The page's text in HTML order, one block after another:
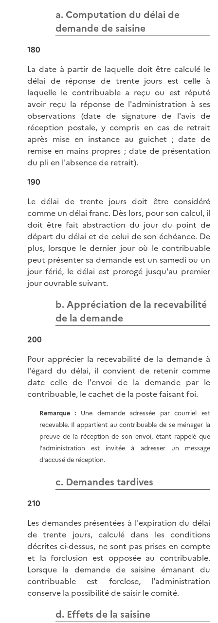
a. Computation du délai de
demande de saisine
180
La date à partir de laquelle doit être calculé le
délai de réponse de trente jours est celle à
laquelle le contribuable a reçu ou est réputé
avoir reçu la réponse de l'administration à ses
observations (date de signature de l'avis de
réception postale, y compris en cas de retrait
après mise en instance au guichet ; date de
remise en mains propres ; date de présentation
du pli en l'absence de retrait).
190
Le délai de trente jours doit être considéré
comme un délai franc. Dès lors, pour son calcul, il
doit être fait abstraction du jour du point de
départ du délai et de celui de son échéance. De
plus, lorsque le dernier jour où le contribuable
peut présenter sa demande est un samedi ou un
jour férié, le délai est prorogé jusqu'au premier
jour ouvrable suivant.
b. Appréciation de la recevabilité
de la demande
200
Pour apprécier la recevabilité de la demande à
l'égard du délai, il convient de retenir comme
date celle de l'envoi de la demande par le
contribuable, le cachet de la poste faisant foi.
Remarque : Une demande adressée par courriel est
recevable. Il appartient au contribuable de se ménager la
preuve de la réception de son envoi, étant rappelé que
l'administration est invitée à adresser un message
d'accusé de réception.
c. Demandes tardives
210
Les demandes présentées à l'expiration du délai
de trente jours, calculé dans les conditions
décrites ci-dessus, ne sont pas prises en compte
et la forclusion est opposée au contribuable.
Lorsque la demande de saisine émanant du
contribuable est forclose, l'administration
conserve la possibilité de saisir le comité.
d. Effets de la saisine